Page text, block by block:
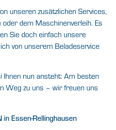
unseren zusätzlichen Services,
dem Maschinenverleih. Es
Sie doch einfach unsere
von unserem Beladeservice
Ihnen nun ansteht: Am besten
Weg zu uns – wir freuen uns
Essen-Rellinghausen